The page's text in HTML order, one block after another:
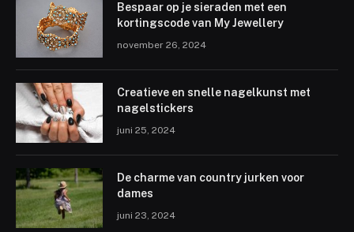
Bespaar op je sieraden met een
kortingscode van My Jewellery
november 26, 2024
Creatieve en snelle nagelkunst met
nagelstickers
juni 25, 2024
De charme van country jurken voor
dames
juni 23, 2024